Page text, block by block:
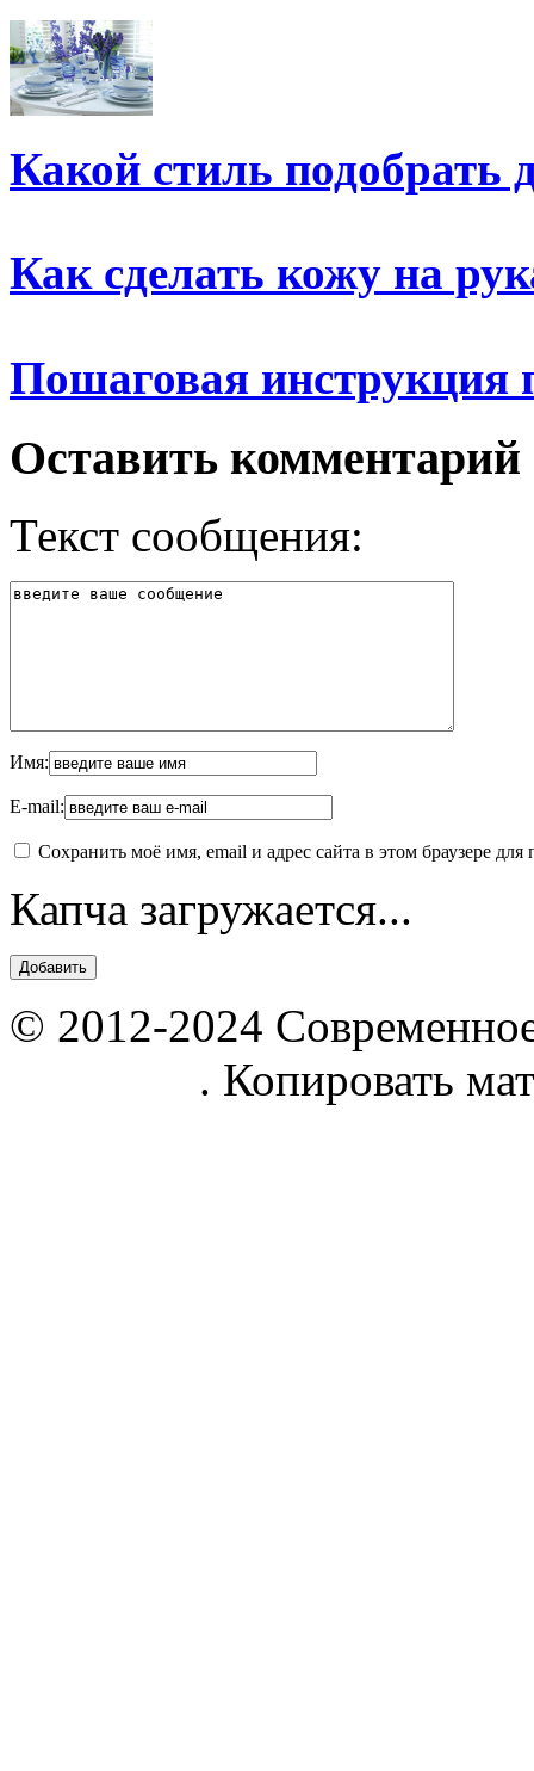
Какой стиль подобрать
Как сделать кожу на
Пошаговая инструкция
Оставить комментарий
Текст сообщения:
Имя:
E-mail:
Сохранить моё имя, email и адрес сайта в этом браузере
Капча загружается...
© 2012-2024
. Копировать